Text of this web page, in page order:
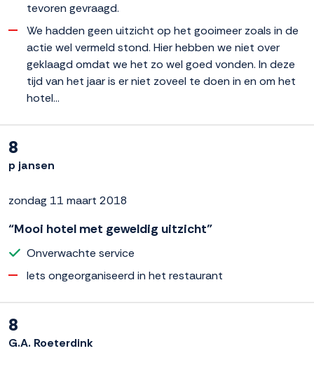
tevoren gevraagd.
We hadden geen uitzicht op het gooimeer zoals in de
actie wel vermeld stond. Hier hebben we niet over
geklaagd omdat we het zo wel goed vonden. In deze
tijd van het jaar is er niet zoveel te doen in en om het
hotel...
8
p jansen
zondag 11 maart 2018
“Mooi hotel met geweldig uitzicht”
Onverwachte service
Iets ongeorganiseerd in het restaurant
8
G.A. Roeterdink